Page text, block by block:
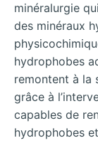
minéralurgie
des minéraux
hydrophobes
remontent à la
grâce à
capables de
hydrophobes